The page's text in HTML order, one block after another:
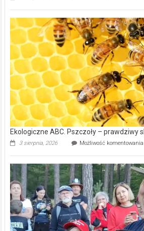
Ekologiczne ABC. Pszczoły – prawdziwy
3 sierpnia, 2026 Możliwość komentowania